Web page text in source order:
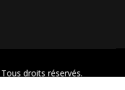
droits réservés.